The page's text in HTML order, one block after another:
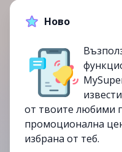
15.49лв.19.99лв.
-23%
изтекла
Ново
от твоите любими
промоционална
избрана от теб.